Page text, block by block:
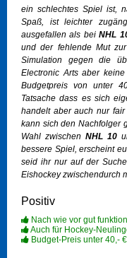
ein schlechtes Spiel ist,
Spaß, ist leichter
ausgefallen als beiNHL
und der fehlende Mut
Simulation gegen die
Electronic Artsaber keine
Budgetpreis von unter
Tatsache dass es sich
handelt aber auch nur
kann sich den Nachfolger
Wahl zwischenNHL 10
bessere Spiel, erscheint
seid ihr nur auf der
Eishockey zwischendurch
Positiv
Nach wie vor gut
Auch für Hockey-
Budget-Preis unter 40,- €